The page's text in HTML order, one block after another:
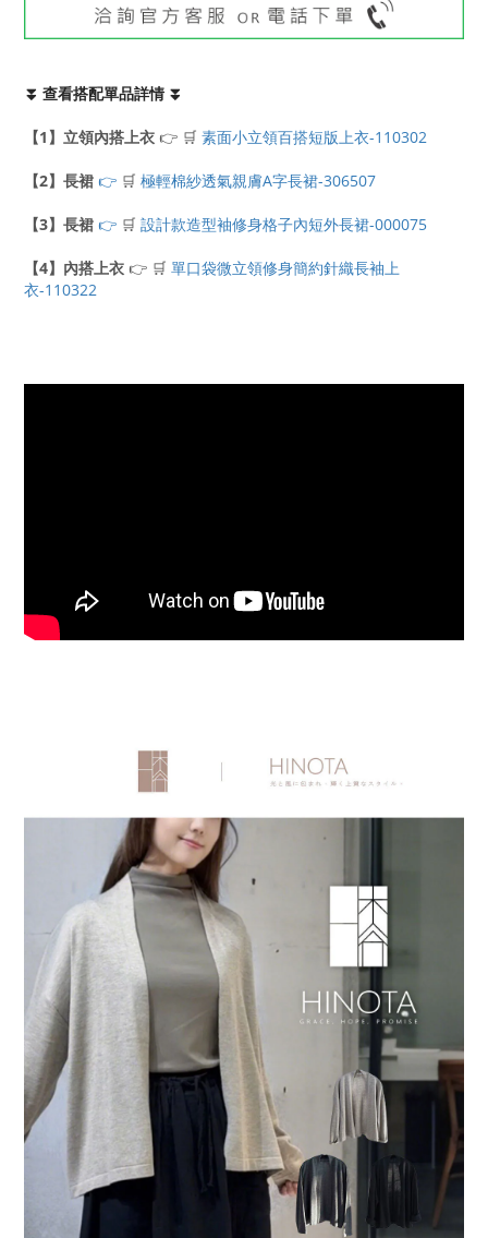
⏬ 查看搭配單品詳情 ⏬
【1】立領內搭上衣 👉 🛒 素面小立領百搭短版上衣-110302
【2】長裙 👉 🛒 極輕棉紗透氣親膚A字長裙-306507
【3】長裙 👉 🛒 設計款造型袖修身格子內短外長裙-000075
【4】內搭上衣 👉 🛒 單口袋微立領修身簡約針織長袖上
衣-110322